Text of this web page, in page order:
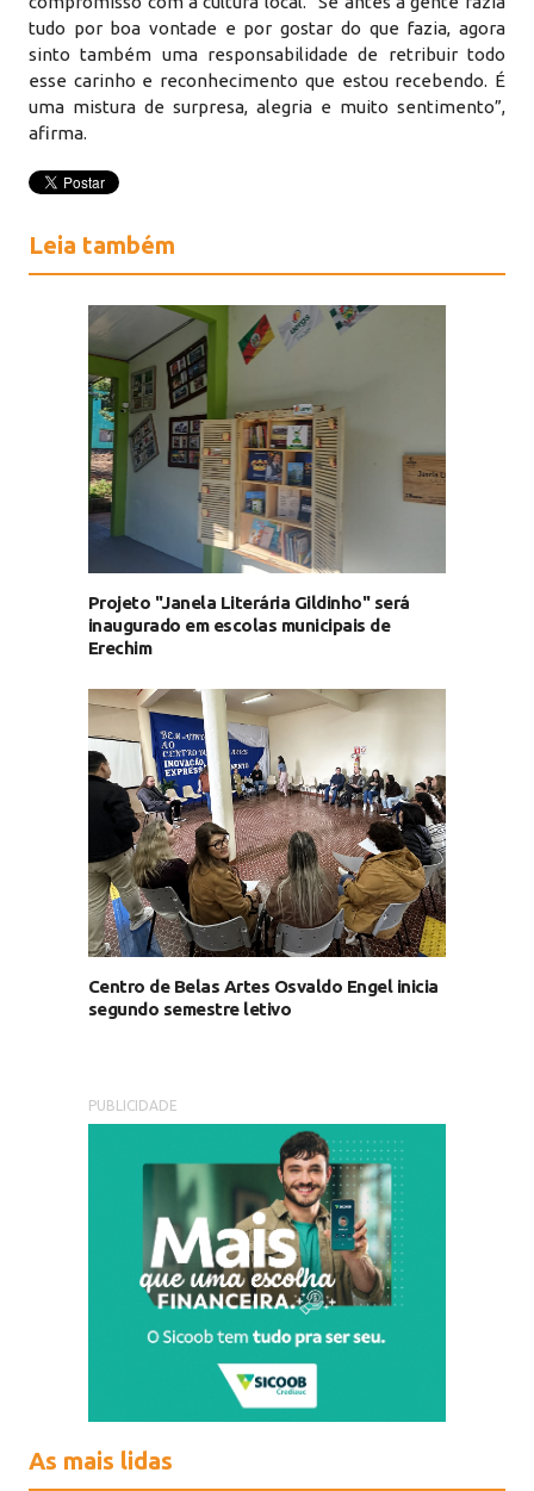
tudo por boa vontade e por gostar do que fazia, agora
sinto também uma responsabilidade de retribuir todo
esse carinho e reconhecimento que estou recebendo. É
uma mistura de surpresa, alegria e muito sentimento”,
afirma.
Leia também
Projeto "Janela Literária Gildinho" será
inaugurado em escolas municipais de
Erechim
Centro de Belas Artes Osvaldo Engel inicia
segundo semestre letivo
PUBLICIDADE
As mais lidas